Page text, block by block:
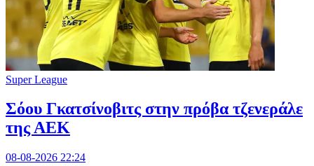
Super League
Σόου Γκατσίνοβιτς στην πρόβα τζενεράλε
της ΑΕΚ
08-08-2026 22:24